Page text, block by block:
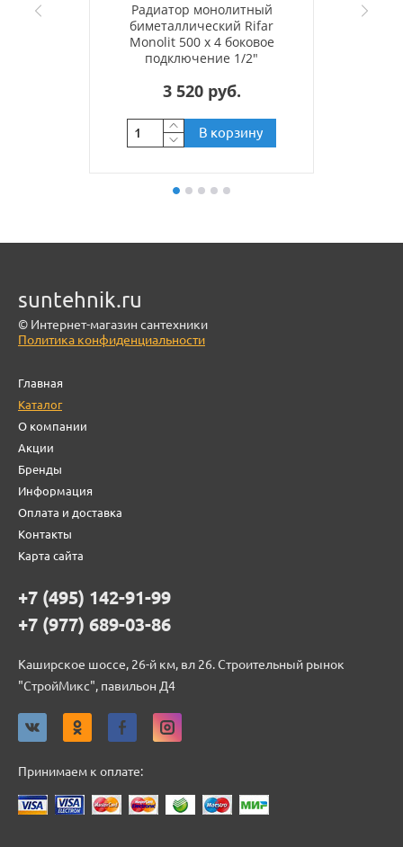
Радиатор монолитный
биметаллический Rifar
Monolit 500 x 4 боковое
подключение 1/2"
3 520 руб.
В корзину
suntehnik.ru
© Интернет-магазин сантехники
Политика конфиденциальности
Главная
Каталог
О компании
Акции
Бренды
Информация
Оплата и доставка
Контакты
Карта сайта
+7 (495) 142-91-99
+7 (977) 689-03-86
Каширское шоссе, 26-й км, вл 26. Строительный рынок
"СтройМикс", павильон Д4
Принимаем к оплате: